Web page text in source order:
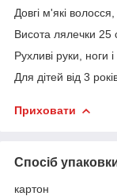
Довгі м'які
Висота лялечки 25
Рухливі руки, ноги і
Для дітей від 3
Приховати
Спосіб
картон